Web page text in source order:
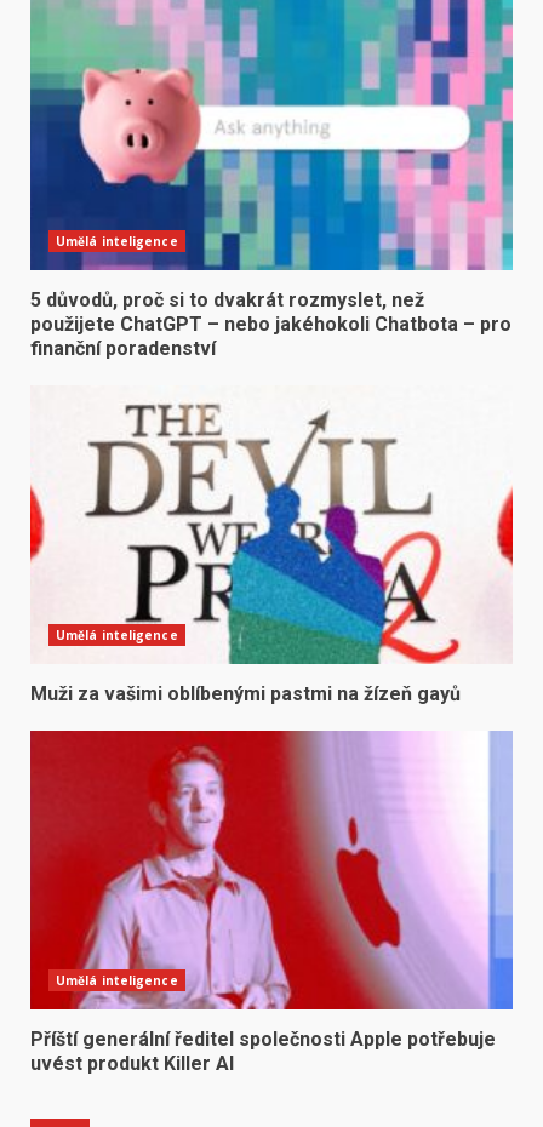
Umělá inteligence
5 důvodů, proč si to dvakrát rozmyslet, než
použijete ChatGPT – nebo jakéhokoli Chatbota – pro
finanční poradenství
Umělá inteligence
Muži za vašimi oblíbenými pastmi na žízeň gayů
Umělá inteligence
Příští generální ředitel společnosti Apple potřebuje
uvést produkt Killer AI